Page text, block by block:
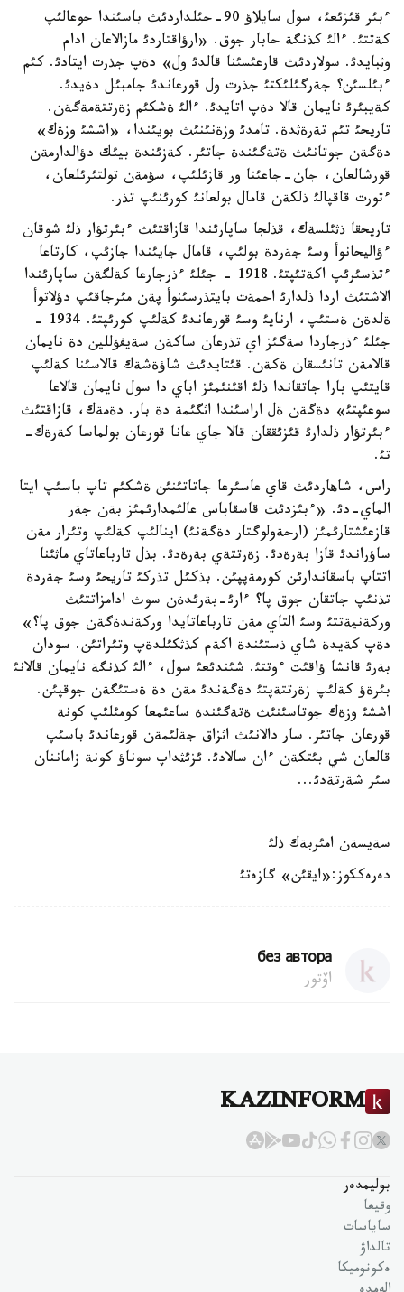
ءبئر قئزئعئ، سول سايلاؤ 90-جئلداردئث باسئندا جوعالئپ
كةتتئ. ءالئ كذنگة حابار جوق. «ارؤاقتاردئ مازالاعان ادام
وثبايدئ. سولاردئث قارعئسئنا قالدئ ول» دةپ جذرت ايتادئ. كئم
ءبئلسئن؟ جةرگئلئكتئ جذرت ول قورعاندئ جامبئل دةيدئ.
كةيبئرئ نايمان قالا دةپ اتايدئ. ءالئ ةشكئم زةرتتةمةگةن.
تاريحئ تئم تةرةثدة. تامدئ وزةنئنئث بويئندا، «اششئ وزةك»
دةگةن جوتانئث ةتةگئندة جاتئر. كةزئندة بيئك دؤالدارمةن
قورشالعان، جان-جاعئنا ور قازئلئپ، سؤمةن تولتئرئلعان،
ءتورت قاقپالئ ذلكةن قامال بولعانئ كورئنئپ تذر.
تاريحقا ذثئلسةك، قذلجا ساپارئندا قازاقتئث ءبئرتؤار ذلئ شوقان
ءؤاليحانوأ وسئ جةردة بولئپ، قامال جايئندا جازئپ، كارتاعا
ءتذسئرئپ اكةتئپتئ. 1918 - جئلئ ءذرجارعا كةلگةن ساپارئندا
الاشتئث اردا ذلدارئ احمةت بايتذرسئنوأ پةن مئرجاقئپ دؤلاتوأ
ةلدةن ةستئپ، ارنايئ وسئ قورعاندئ كةلئپ كورئپتئ. 1934 -
جئلئ ءذرجاردا سةگئز اي تذرعان ساكةن سةيفؤللين دة نايمان
قالامةن تانئسقان ةكةن. قئتايدئث شاؤةشةك قالاسئنا كةلئپ
قايتئپ بارا جاتقاندا ذلئ اقئنئمئز اباي دا سول نايمان قالاعا
سوعئپتئ» دةگةن ةل اراسئندا اثگئمة دة بار. دةمةك، قازاقتئث
ءبئرتؤار ذلدارئ قئزئققان قالا جاي عانا قورعان بولماسا كةرةك-
تئ.
راس، شاهاردئث قاي عاسئرعا جاتاتئنئن ةشكئم تاپ باسئپ ايتا
الماي-دئ. «ءبئزدئث قاسقاباس عالئمدارئمئز بةن جةر
قازعئشتارئمئز (ارحةولوگتار دةگةنئ) اينالئپ كةلئپ وتئرار مةن
ساؤراندئ قازا بةرةدئ. زةرتتةي بةرةدئ. بذل تارباعاتاي ماثئنا
اتتاپ باسقاندارئن كورمةپپئن. بذكئل تذركئ تاريحئ وسئ جةردة
تذنئپ جاتقان جوق پا؟ ءارئ-بةرئدةن سوث ادامزاتتئث
وركةنيةتتئ وسئ التاي مةن تارباعاتايدا وركةندةگةن جوق پا؟»
دةپ كةيدة شاي ذستئندة اكةم كذثكئلدةپ وتئراتئن. سودان
بةرئ قانشا ؤاقئت ءوتتئ. شئندئعئ سول، ءالئ كذنگة نايمان قالانئ
بئرةؤ كةلئپ زةرتتةپتئ دةگةندئ مةن دة ةستئگةن جوقپئن.
اششئ وزةك جوتاسئنئث ةتةگئندة ساعئمعا كومئلئپ كونة
قورعان جاتئر. سار دالانئث اثزاق جةلئمةن قورعاندئ باسئپ
قالعان شي بئتكةن ءان سالادئ. ئزئثداپ سوناؤ كونة زاماننان
سئر شةرتةدئ...
سةيسةن امئربةك ذلئ
دەرەككوز:«ايقئن» گازەتئ
без автора
اۆتور
KAZINFORM
بوليمدەر
وقيعا
ساياسات
تالداۋ
ەكونوميكا